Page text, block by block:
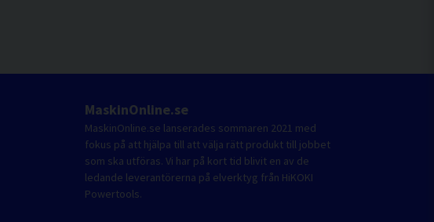
MaskinOnline.se
MaskinOnline.se lanserades sommaren 2021 med
fokus på att hjälpa till att välja rätt produkt till jobbet
som ska utföras. Vi har på kort tid blivit en av de
ledande leverantörerna på elverktyg från HiKOKI
Powertools.